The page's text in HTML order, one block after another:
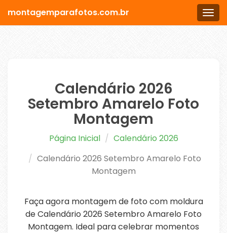
Menu
montagemparafotos.com.br
Calendário 2026
Setembro Amarelo Foto
Montagem
Página Inicial
Calendário 2026
Calendário 2026 Setembro Amarelo Foto
Montagem
Faça agora montagem de foto com moldura
de Calendário 2026 Setembro Amarelo Foto
Montagem. Ideal para celebrar momentos